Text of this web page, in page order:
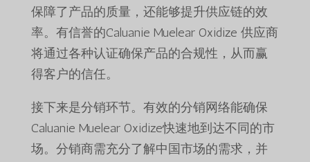
保障了产品的质量，还能够提升供应链的效
率。有信誉的Caluanie Muelear Oxidize 供应商
将通过各种认证确保产品的合规性，从而赢
得客户的信任。
接下来是分销环节。有效的分销网络能确保
Caluanie Muelear Oxidize快速地到达不同的市
场。分销商需充分了解中国市场的需求，并